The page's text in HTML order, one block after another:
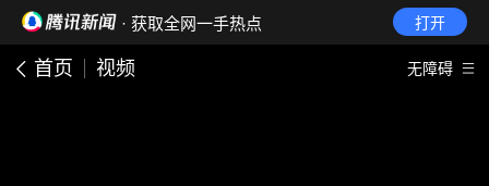
· 获取全网一手热点 打开
首页 视频 无障碍